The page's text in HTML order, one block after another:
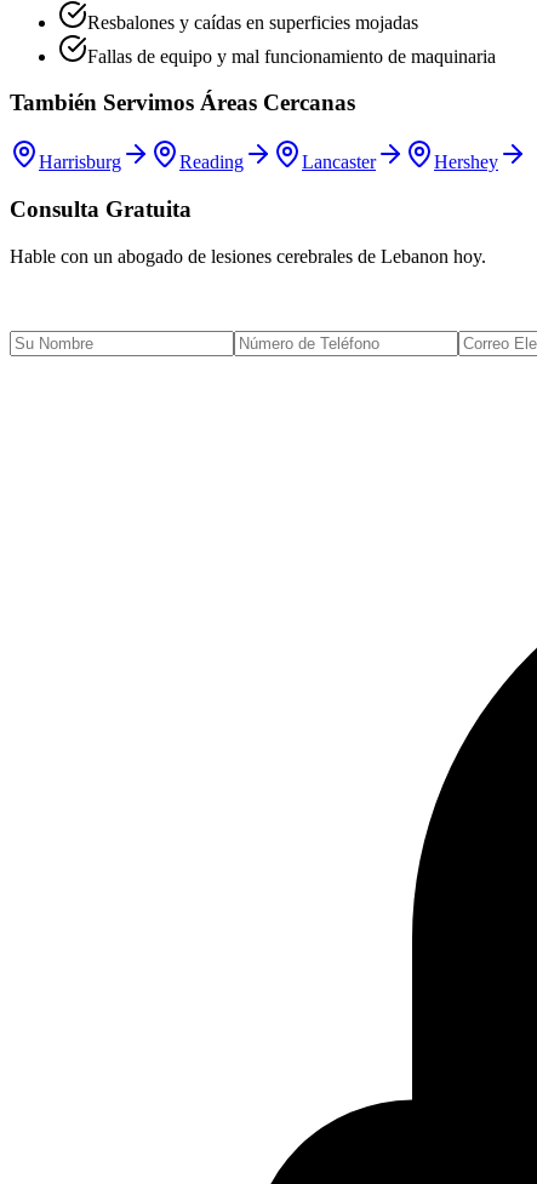
Resbalones y caídas en superficies mojadas
Fallas de equipo y mal funcionamiento de maquinaria
También Servimos Áreas Cercanas
Harrisburg Reading Lancaster Hershey
Consulta Gratuita
Hable con un abogado de lesiones cerebrales de Lebanon hoy.